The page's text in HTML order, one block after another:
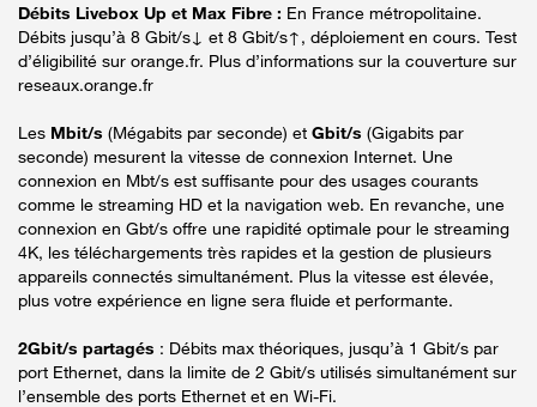
Débits Livebox Up et Max Fibre : En France métropolitaine.
Débits jusqu’à 8 Gbit/s↓ et 8 Gbit/s↑, déploiement en cours. Test
d’éligibilité sur orange.fr. Plus d’informations sur la couverture sur
reseaux.orange.fr
Les Mbit/s (Mégabits par seconde) et Gbit/s (Gigabits par
seconde) mesurent la vitesse de connexion Internet. Une
connexion en Mbt/s est suffisante pour des usages courants
comme le streaming HD et la navigation web. En revanche, une
connexion en Gbt/s offre une rapidité optimale pour le streaming
4K, les téléchargements très rapides et la gestion de plusieurs
appareils connectés simultanément. Plus la vitesse est élevée,
plus votre expérience en ligne sera fluide et performante.
2Gbit/s partagés : Débits max théoriques, jusqu’à 1 Gbit/s par
port Ethernet, dans la limite de 2 Gbit/s utilisés simultanément sur
l’ensemble des ports Ethernet et en Wi-Fi.